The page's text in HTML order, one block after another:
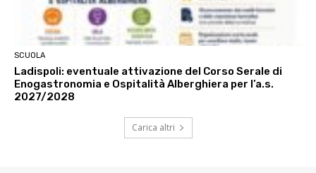
SCUOLA
Ladispoli: eventuale attivazione del Corso Serale di
Enogastronomia e Ospitalità Alberghiera per l’a.s.
2027/2028
Carica altri